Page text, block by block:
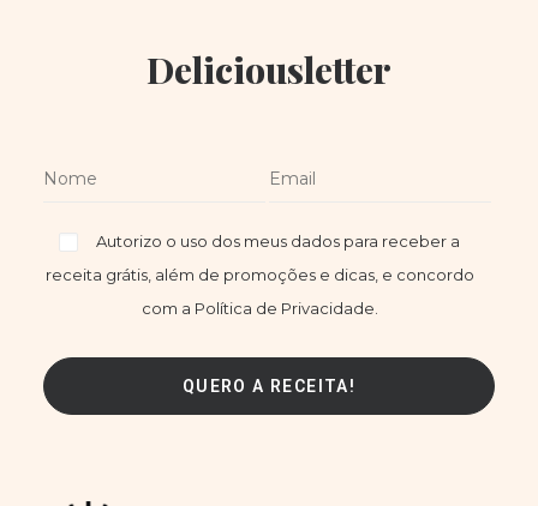
Deliciousletter
Autorizo o uso dos meus dados para receber a
receita grátis, além de promoções e dicas, e concordo
com a Política de Privacidade.